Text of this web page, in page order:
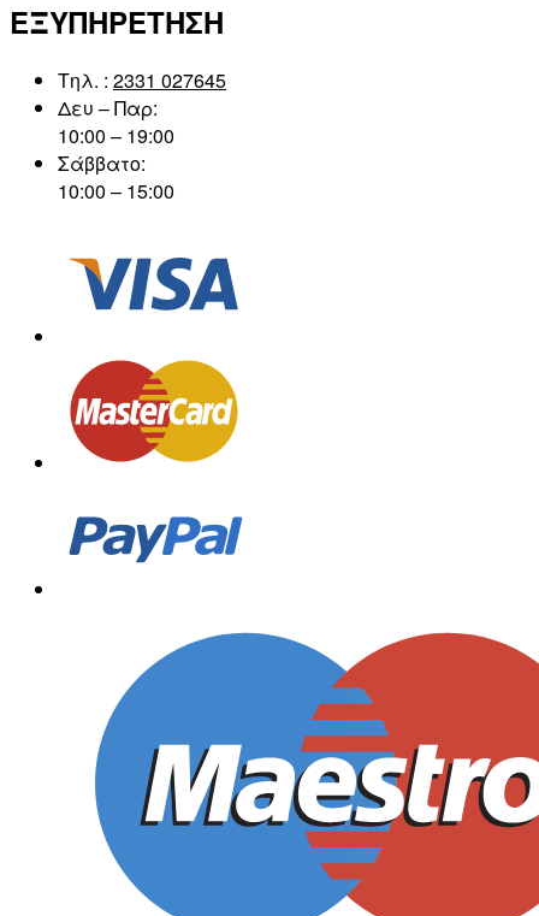
ΕΞΥΠΗΡΕΤΗΣΗ
Τηλ. : 2331 027645
Δευ – Παρ:
10:00 – 19:00
Σάββατο:
10:00 – 15:00